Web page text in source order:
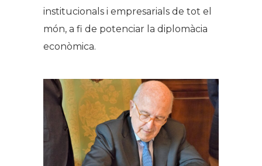
institucionals i empresarials de tot el
món, a fi de potenciar la diplomàcia
econòmica.